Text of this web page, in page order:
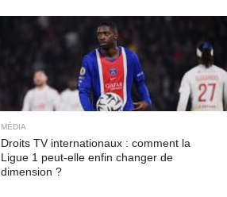
MÉDIA
Droits TV internationaux : comment la
Ligue 1 peut-elle enfin changer de
dimension ?